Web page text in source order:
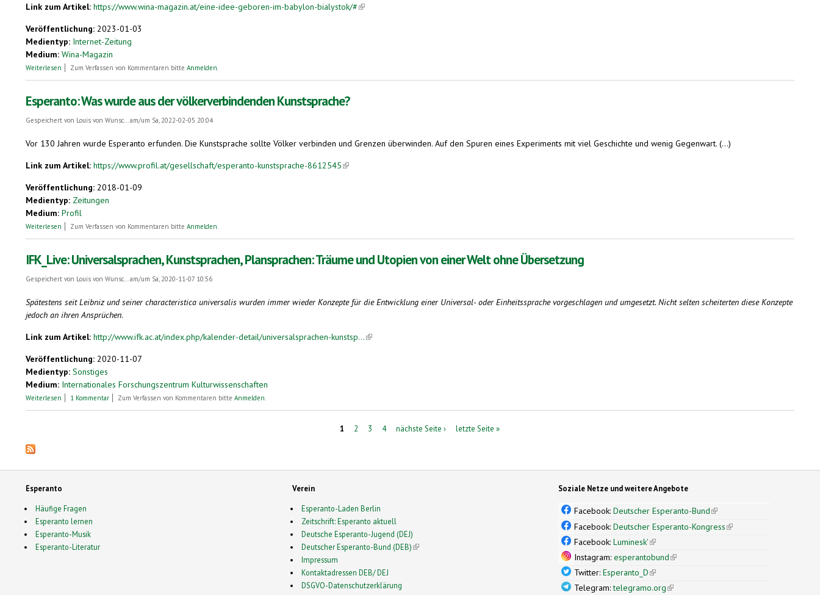
Link zum Artikel: https://www.wina-magazin.at/eine-idee-geboren-im-babylon-bialystok/#(link is external)
Veröffentlichung: 2023-01-03
Medientyp: Internet-Zeitung
Medium: Wina-Magazin
Weiterlesen über Eine Idee geboren im Babylon Bialystok
Zum Verfassen von Kommentaren bitte Anmelden.
Esperanto: Was wurde aus der völkerverbindenden Kunstsprache?
Gespeichert von Louis von Wunsc...am/um Sa, 2022-02-05 20:04
Vor 130 Jahren wurde Esperanto erfunden. Die Kunstsprache sollte Völker verbinden und Grenzen überwinden. Auf den Spuren eines Experiments mit viel Geschichte und wenig Gegenwart. (...)
Link zum Artikel: https://www.profil.at/gesellschaft/esperanto-kunstsprache-8612545(link is external)
Veröffentlichung: 2018-01-09
Medientyp: Zeitungen
Medium: Profil
Weiterlesen über Esperanto: Was wurde aus der völkerverbindenden Kunstsprache?
Zum Verfassen von Kommentaren bitte Anmelden.
IFK_Live: Universalsprachen, Kunstsprachen, Plansprachen: Träume und Utopien von einer Welt ohne Übersetzung
Gespeichert von Louis von Wunsc...am/um Sa, 2020-11-07 10:56
Spätestens seit Leibniz und seiner characteristica universalis wurden immer wieder Konzepte für die Entwicklung einer Universal- oder Einheitssprache vorgeschlagen und umgesetzt. Nicht selten scheiterten diese Konzepte
jedoch an ihren Ansprüchen.
Link zum Artikel: http://www.ifk.ac.at/index.php/kalender-detail/universalsprachen-kunstsp...(link is external)
Veröffentlichung: 2020-11-07
Medientyp: Sonstiges
Medium: Internationales Forschungszentrum Kulturwissenschaften
Weiterlesen über IFK_Live: Universalsprachen, Kunstsprachen, Plansprachen: Träume und Utopien von einer Welt ohne Übersetzung
1 Kommentar Zum Verfassen von Kommentaren bitte Anmelden.
1 2 3 4 nächste Seite › letzte Seite »
Esperanto
Häufige Fragen
Esperanto lernen
Esperanto-Musik
Esperanto-Literatur
Verein
Esperanto-Laden Berlin
Zeitschrift: Esperanto aktuell
Deutsche Esperanto-Jugend (DEJ)
Deutscher Esperanto-Bund (DEB)(link is external)
Impressum
Kontaktadressen DEB/ DEJ
DSGVO-Datenschutzerklärung
Soziale Netze und weitere Angebote
Facebook:Deutscher Esperanto-Bund(link is external)
Facebook:Deutscher Esperanto-Kongress(link is external)
Facebook:Luminesk'(link is external)
Instagram:esperantobund(link is external)
Twitter:Esperanto_D(link is external)
Telegram:telegramo.org(link is external)